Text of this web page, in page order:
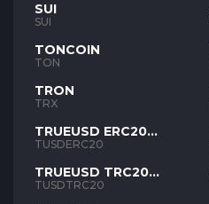
SUI
SUI
TONCOIN
TON
TRON
TRX
TRUEUSD ERC20
TUSD
TUSDERC20
TRUEUSD TRC20
TUSD
TUSDTRC20